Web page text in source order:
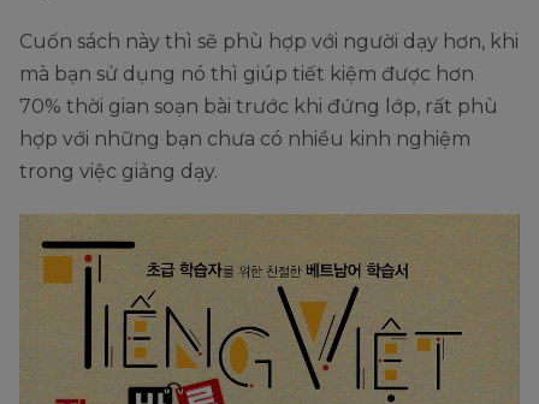
Cuốn sách này thì sẽ phù hợp với người dạy hơn, khi
mà bạn sử dụng nó thì giúp tiết kiệm được hơn
70% thời gian soạn bài trước khi đứng lớp, rất phù
hợp với những bạn chưa có nhiều kinh nghiệm
trong việc giảng dạy.